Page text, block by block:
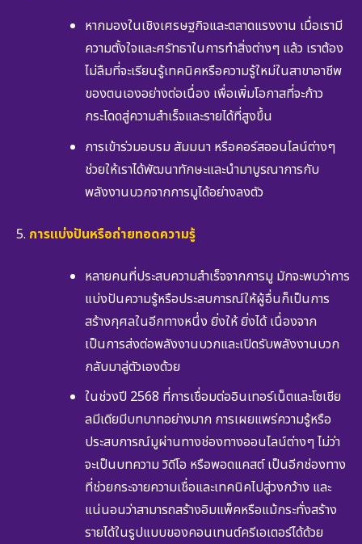
หากมองในเชิงเศรษฐกิจและตลาดแรงงาน เมื่อเรามี
ความตั้งใจและศรัทธาในการทำสิ่งต่างๆ แล้ว เราต้อง
ไม่ลืมที่จะเรียนรู้เทคนิคหรือความรู้ใหม่ในสาขาอาชีพ
ของตนเองอย่างต่อเนื่อง เพื่อเพิ่มโอกาสที่จะก้าว
กระโดดสู่ความสำเร็จและรายได้ที่สูงขึ้น
การเข้าร่วมอบรม สัมมนา หรือคอร์สออนไลน์ต่างๆ
ช่วยให้เราได้พัฒนาทักษะและนำมาบูรณาการกับ
พลังงานบวกจากการมูได้อย่างลงตัว
การแบ่งปันหรือถ่ายทอดความรู้
หลายคนที่ประสบความสำเร็จจากการมู มักจะพบว่าการ
แบ่งปันความรู้หรือประสบการณ์ให้ผู้อื่นก็เป็นการ
สร้างกุศลในอีกทางหนึ่ง ยิ่งให้ ยิ่งได้ เนื่องจาก
เป็นการส่งต่อพลังงานบวกและเปิดรับพลังงานบวก
กลับมาสู่ตัวเองด้วย
ในช่วงปี 2568 ที่การเชื่อมต่ออินเทอร์เน็ตและโซเชีย
ลมีเดียมีบทบาทอย่างมาก การเผยแพร่ความรู้หรือ
ประสบการณ์มูผ่านทางช่องทางออนไลน์ต่างๆ ไม่ว่า
จะเป็นบทความ วิดีโอ หรือพอดแคสต์ เป็นอีกช่องทาง
ที่ช่วยกระจายความเชื่อและเทคนิคไปสู่วงกว้าง และ
แน่นอนว่าสามารถสร้างอิมแพ็คหรือแม้กระทั่งสร้าง
รายได้ในรูปแบบของคอนเทนต์ครีเอเตอร์ได้ด้วย